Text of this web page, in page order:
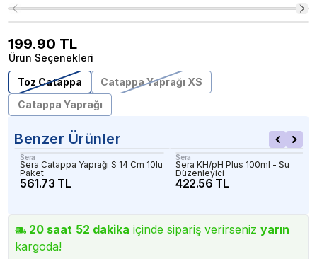
199.90 TL
Ürün Seçenekleri
Toz Catappa
Catappa Yaprağı XS
Catappa Yaprağı
Benzer Ürünler
Sera
Sera Catappa Yaprağı S 14 Cm 10lu
Paket
561.73 TL
Sera
Sera KH/pH Plus 100ml - Su
Düzenleyici
422.56 TL
20 saat 52 dakika içinde sipariş verirseniz yarın
kargoda!